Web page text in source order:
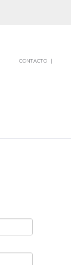
CONTACTO